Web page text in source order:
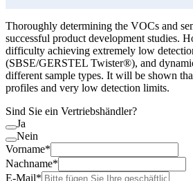
Thoroughly determining the VOCs and
successful product development studies.
difficulty achieving extremely low
(SBSE/GERSTEL Twister®), and
different sample types. It will be shown
profiles and very low detection limits.
Sind Sie ein Vertriebshändler?
Ja
Nein
Vorname*
Nachname*
E-Mail*